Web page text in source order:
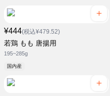
¥444(税込¥479.52)
若鶏 もも 唐揚用
195~285g
国内産